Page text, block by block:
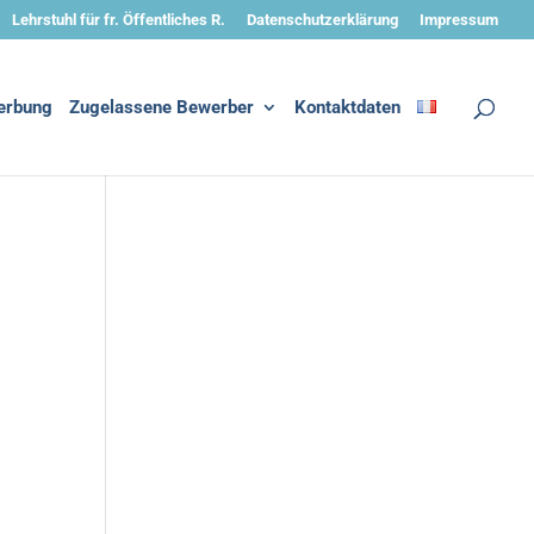
Lehrstuhl für fr. Öffentliches R. Datenschutzerklärung Impressum
Zugelassene Bewerber Kontaktdaten